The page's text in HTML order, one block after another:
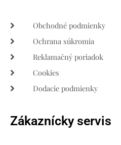
Obchodné podmienky
Ochrana súkromia
Reklamačný poriadok
Cookies
Dodacie podmienky
Zákaznícky servis